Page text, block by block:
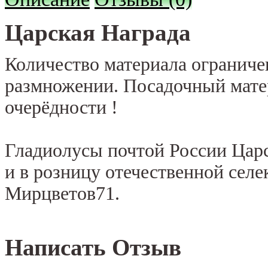
Царская Награда
Количество материала
размножении. Посадочный
очерёдности !
Гладиолусы почтой России
и в розницу отечественной
Мирцветов71.
Написать Отзыв